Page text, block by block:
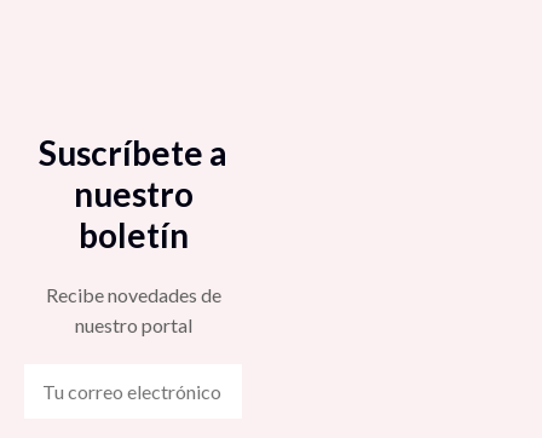
Suscríbete a
nuestro
boletín
Recibe novedades de
nuestro portal